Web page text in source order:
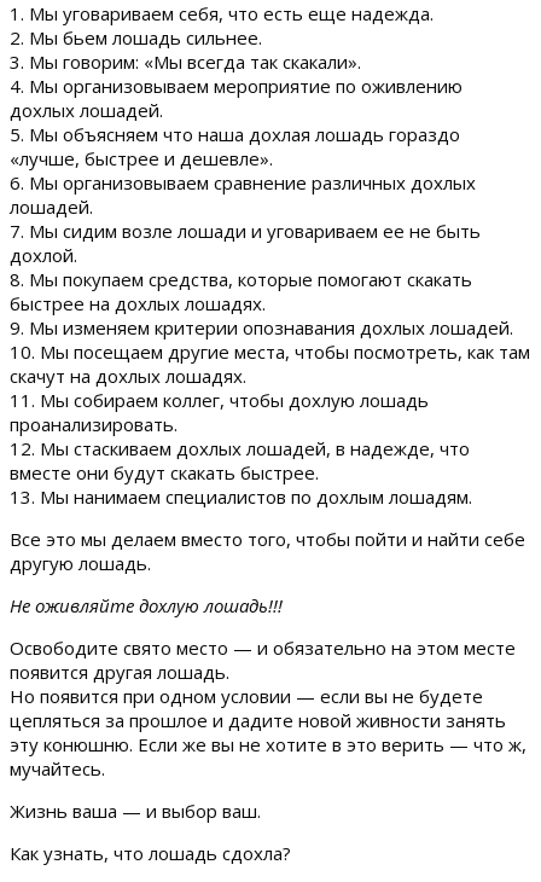
1. Мы уговариваем себя, что есть еще надежда.
2. Мы бьем лошадь сильнее.
3. Мы говорим: «Мы всегда так скакали».
4. Мы организовываем мероприятие по оживлению
дохлых лошадей.
5. Мы объясняем что наша дохлая лошадь гораздо
«лучше, быстрее и дешевле».
6. Мы организовываем сравнение различных дохлых
лошадей.
7. Мы сидим возле лошади и уговариваем ее не быть
дохлой.
8. Мы покупаем средства, которые помогают скакать
быстрее на дохлых лошадях.
9. Мы изменяем критерии опознавания дохлых лошадей.
10. Мы посещаем другие места, чтобы посмотреть, как там
скачут на дохлых лошадях.
11. Мы собираем коллег, чтобы дохлую лошадь
проанализировать.
12. Мы стаскиваем дохлых лошадей, в надежде, что
вместе они будут скакать быстрее.
13. Мы нанимаем специалистов по дохлым лошадям.
Все это мы делаем вместо того, чтобы пойти и найти себе
другую лошадь.
Не оживляйте дохлую лошадь!!!
Освободите свято место — и обязательно на этом месте
появится другая лошадь.
Но появится при одном условии — если вы не будете
цепляться за прошлое и дадите новой живности занять
эту конюшню. Если же вы не хотите в это верить — что ж,
мучайтесь.
Жизнь ваша — и выбор ваш.
Как узнать, что лошадь сдохла?